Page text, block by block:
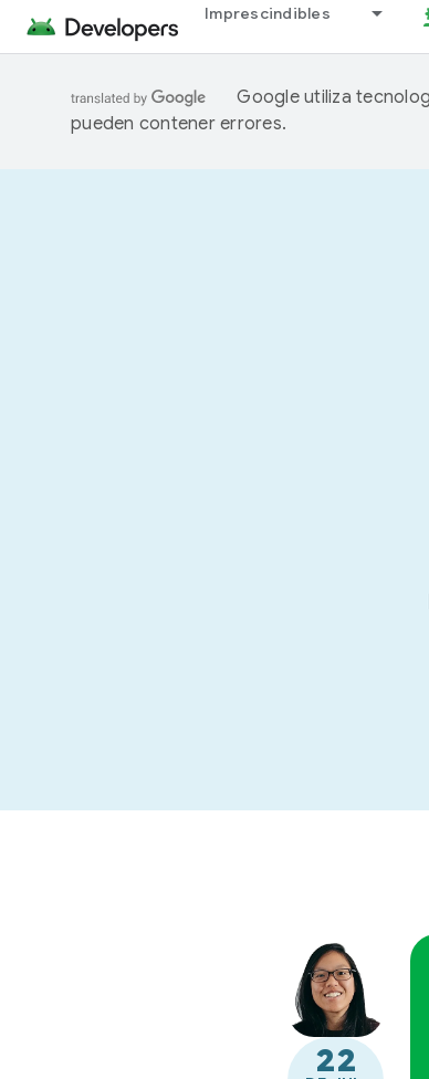
Imprescindibles
Google utiliza
pueden contener errores.
22